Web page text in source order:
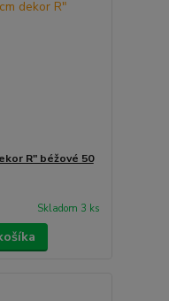
R" béžové 50
Skladom 3 ks